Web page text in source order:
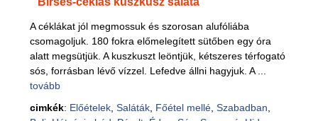
A céklákat jól megmossuk és szorosan alufóliába
csomagoljuk. 180 fokra előmelegített sütőben egy óra
alatt megsütjük. A kuszkuszt leöntjük, kétszeres térfogató
sós, forrásban lévő vízzel. Lefedve állni hagyjuk. A ...
tovább
cimkék: Előételek, Saláták, Főétel mellé, Szabadban